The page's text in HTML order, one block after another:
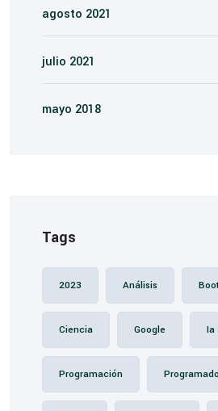
agosto 2021
julio 2021
mayo 2018
Tags
2023 Análisis
Ciencia Google Ia
Programación